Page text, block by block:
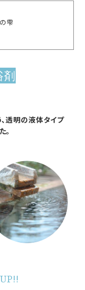
雫
剤
透明の液体タイプ
。